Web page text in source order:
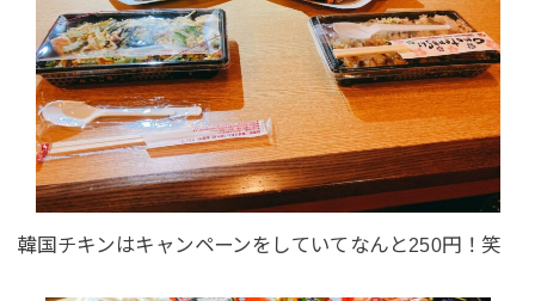
韓国チキンはキャンペーンをしていてなんと250円！笑